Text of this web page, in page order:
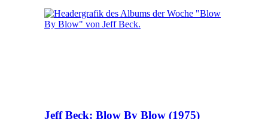
Jeff Beck: Blow By Blow (1975)